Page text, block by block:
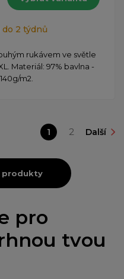
2 týdnů
rukávem ve světle
Materiál: 97% bavlna -
m2.
1 2 Další
produkty
pro
tvou